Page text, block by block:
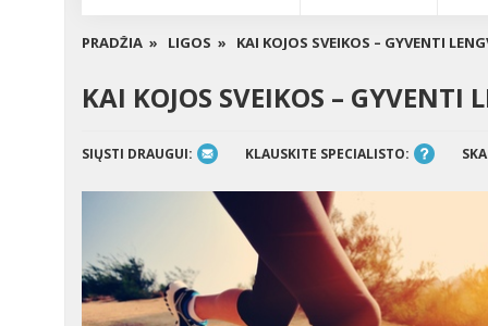
PRADŽIA » LIGOS » KAI KOJOS SVEIKOS – GYVENTI
KAI KOJOS SVEIKOS – GYVENTI
SIŲSTI DRAUGUI: KLAUSKITE SPECIALISTO: